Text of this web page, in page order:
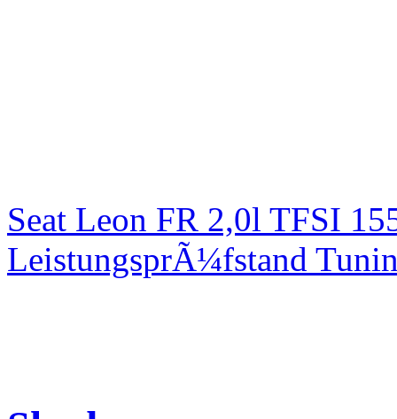
Seat Leon FR 2,0l TFSI
LeistungsprÃ¼fstand